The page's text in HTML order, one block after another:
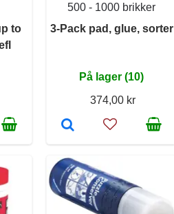
to
500 - 1000 brikker
3-Pack pad, glue, sorter
På lager (10)
374,00 kr